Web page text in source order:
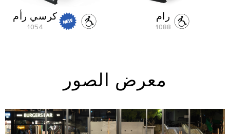
رام
1088
كرسي رأم
1054
معرض الصور